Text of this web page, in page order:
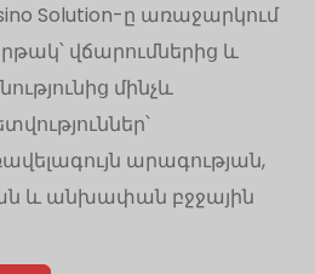
Solution-ը առաջարկում
վճարումներից և
մինչև
արագության,
և անխափան բջջային